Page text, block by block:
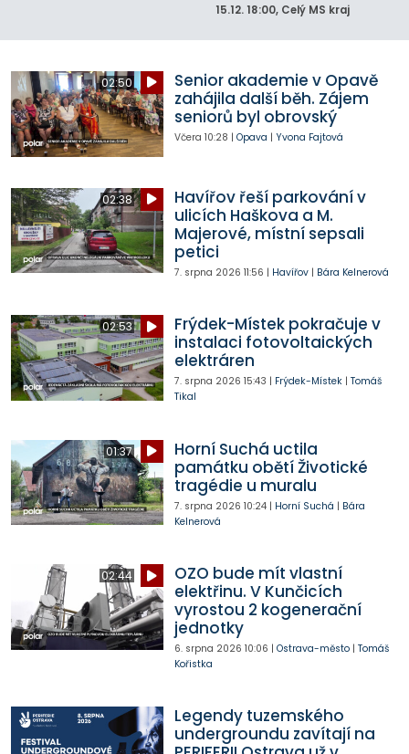
15.12. 18:00, Celý MS kraj
02:50
Senior akademie v Opavě
zahájila další běh. Zájem
seniorů byl obrovský
Včera 10:28 | Opava | Yvona Fajtová
02:38
Havířov řeší parkování v
ulicích Haškova a M.
Majerové, místní sepsali
petici
7. srpna 2026 11:56 | Havířov| Bára Kelnerová
02:53
Frýdek-Místek pokračuje v
instalaci fotovoltaických
elektráren
7. srpna 2026 15:43 | Frýdek-Místek| Tomáš
Tikal
01:37
Horní Suchá uctila
památku obětí Životické
tragédie u muralu
7. srpna 2026 10:24| Horní Suchá | Bára
Kelnerová
02:44
OZO bude mít vlastní
elektřinu. V Kunčicích
vyrostou 2 kogenerační
jednotky
6. srpna 2026 10:06 | Ostrava-město| Tomáš
Kořistka
Legendy tuzemského
undergroundu zavítají na